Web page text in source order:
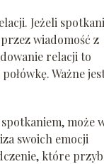
Jeżeli
wiadomość z
relacji to
Ważne
może
swoich emocji
które